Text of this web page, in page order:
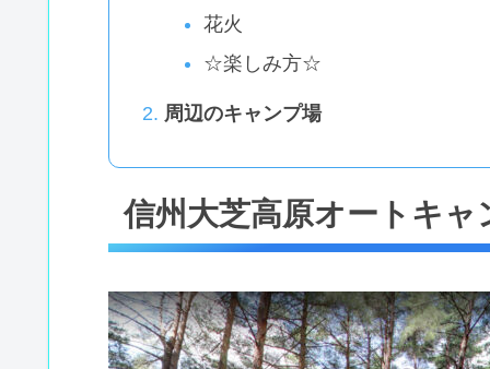
花火
☆楽しみ方☆
周辺のキャンプ場
信州大芝高原オートキャ